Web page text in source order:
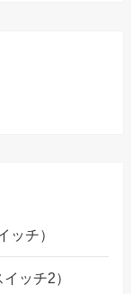
ッチ）
ッチ2）